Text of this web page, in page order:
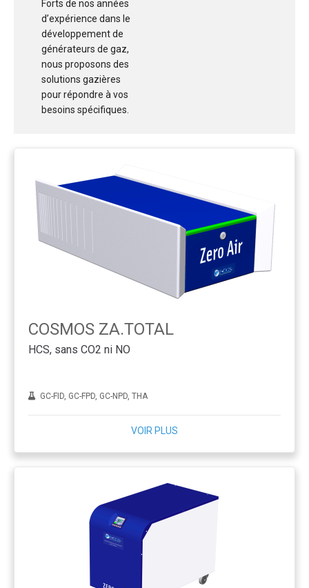
Forts de nos années
d’expérience dans le
développement de
générateurs de gaz,
nous proposons des
solutions gazières
pour répondre à vos
besoins spécifiques.
COSMOS ZA.TOTAL
HCS, sans CO2 ni NO
GC-FID, GC-FPD, GC-NPD, THA
VOIR PLUS